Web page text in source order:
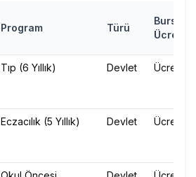
Program Türü
Burs/
Ücret
Tıp (6 Yıllık) Devlet Ücretsiz
Eczacılık (5 Yıllık) Devlet Ücretsiz